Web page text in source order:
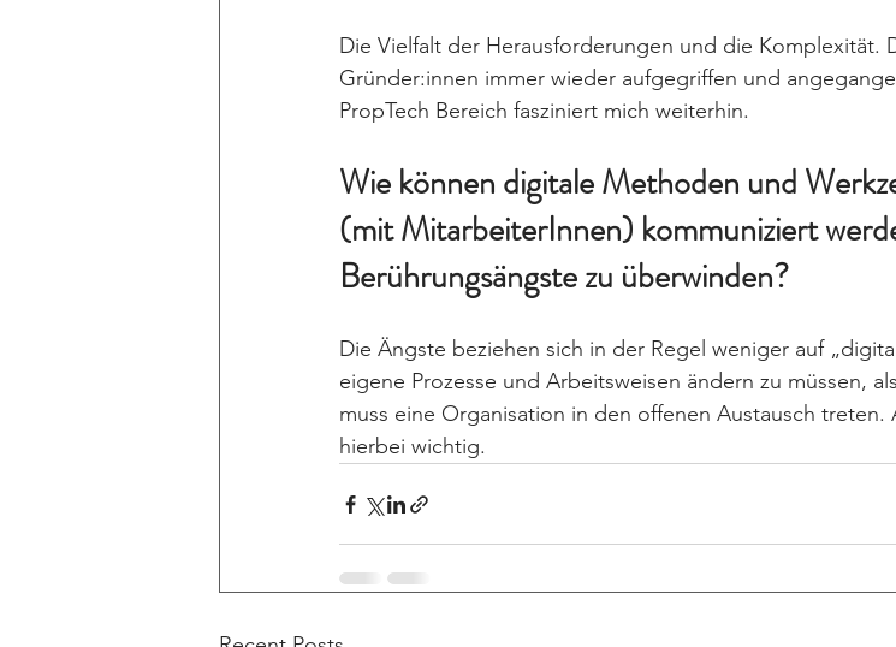
Die Vielfalt der Herausforderungen und die Komplexität.
Gründer:innen immer wieder aufgegriffen und
PropTech Bereich fasziniert mich weiterhin.
Wie können digitale Methoden und
(mit MitarbeiterInnen) kommuniziert
Berührungsängste zu überwinden?
Die Ängste beziehen sich in der Regel weniger auf
eigene Prozesse und Arbeitsweisen ändern zu müssen,
muss eine Organisation in den offenen Austausch
hierbei wichtig.